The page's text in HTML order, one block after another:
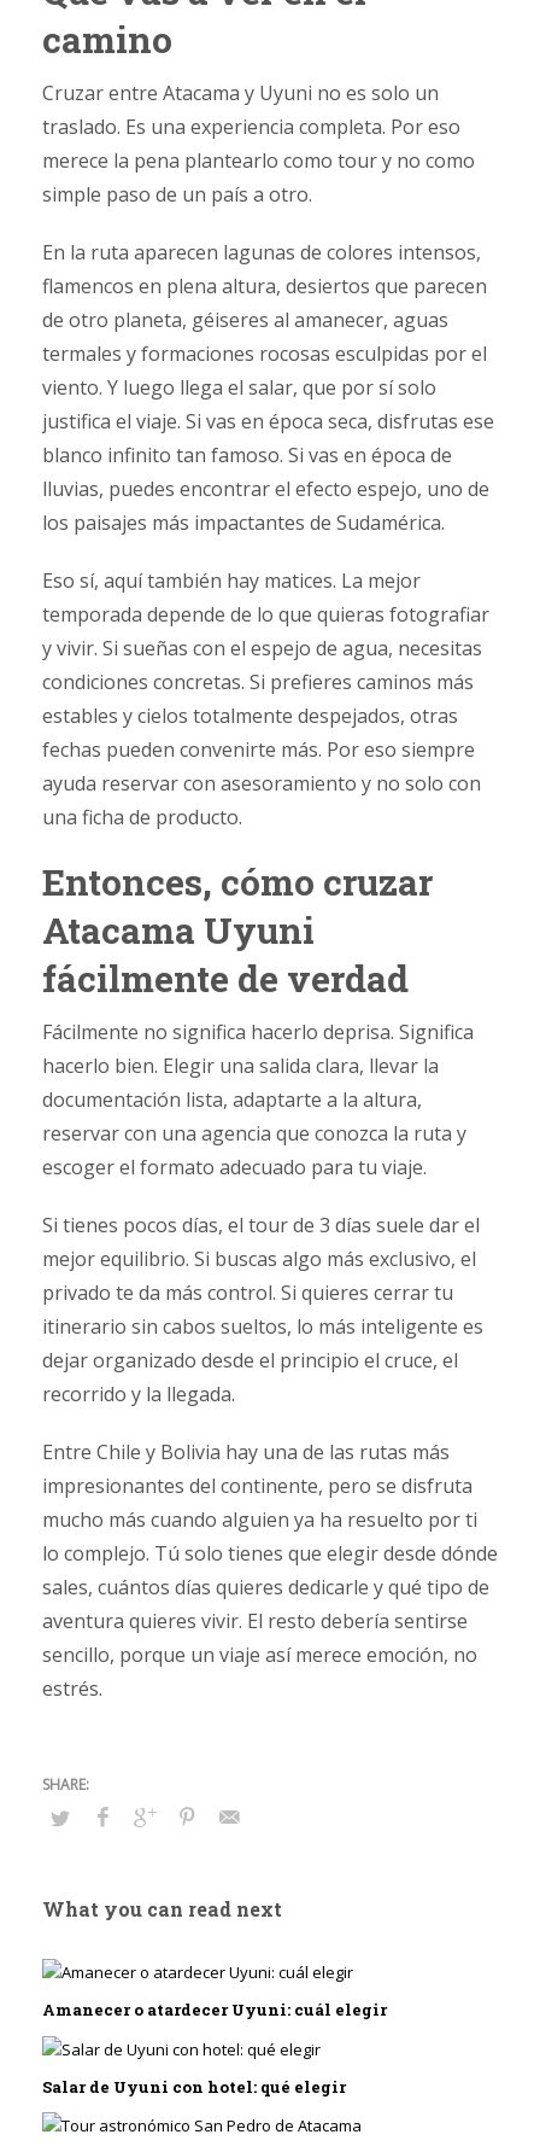
camino
Cruzar entre Atacama y Uyuni no es solo un
traslado. Es una experiencia completa. Por eso
merece la pena plantearlo como tour y no como
simple paso de un país a otro.
En la ruta aparecen lagunas de colores intensos,
flamencos en plena altura, desiertos que parecen
de otro planeta, géiseres al amanecer, aguas
termales y formaciones rocosas esculpidas por el
viento. Y luego llega el salar, que por sí solo
justifica el viaje. Si vas en época seca, disfrutas ese
blanco infinito tan famoso. Si vas en época de
lluvias, puedes encontrar el efecto espejo, uno de
los paisajes más impactantes de Sudamérica.
Eso sí, aquí también hay matices. La mejor
temporada depende de lo que quieras fotografiar
y vivir. Si sueñas con el espejo de agua, necesitas
condiciones concretas. Si prefieres caminos más
estables y cielos totalmente despejados, otras
fechas pueden convenirte más. Por eso siempre
ayuda reservar con asesoramiento y no solo con
una ficha de producto.
Entonces, cómo cruzar
Atacama Uyuni
fácilmente de verdad
Fácilmente no significa hacerlo deprisa. Significa
hacerlo bien. Elegir una salida clara, llevar la
documentación lista, adaptarte a la altura,
reservar con una agencia que conozca la ruta y
escoger el formato adecuado para tu viaje.
Si tienes pocos días, el tour de 3 días suele dar el
mejor equilibrio. Si buscas algo más exclusivo, el
privado te da más control. Si quieres cerrar tu
itinerario sin cabos sueltos, lo más inteligente es
dejar organizado desde el principio el cruce, el
recorrido y la llegada.
Entre Chile y Bolivia hay una de las rutas más
impresionantes del continente, pero se disfruta
mucho más cuando alguien ya ha resuelto por ti
lo complejo. Tú solo tienes que elegir desde dónde
sales, cuántos días quieres dedicarle y qué tipo de
aventura quieres vivir. El resto debería sentirse
sencillo, porque un viaje así merece emoción, no
estrés.
What you can read next
Amanecer o atardecer Uyuni: cuál elegir
Salar de Uyuni con hotel: qué elegir